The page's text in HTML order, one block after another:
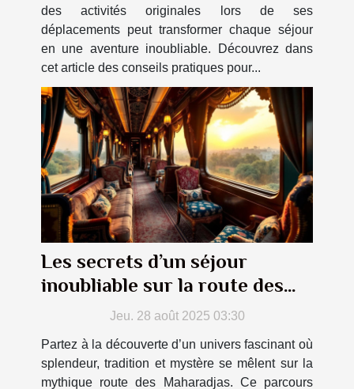
des activités originales lors de ses
déplacements peut transformer chaque séjour
en une aventure inoubliable. Découvrez dans
cet article des conseils pratiques pour...
Les secrets d’un séjour
inoubliable sur la route des
MaharadjasJeu. 28 août 2025 03:30
Partez à la découverte d’un univers fascinant où
splendeur, tradition et mystère se mêlent sur la
mythique route des Maharadjas. Ce parcours